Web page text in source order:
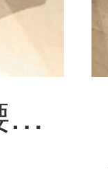
ソフィーの奈方格の腰掛けのファッション的な皮の腰掛けのソファーの腰掛けは靴の腰掛けを交換して、店は靴の腰掛けの低い腰掛けの低い腰掛けの小さい腰掛けの実の木の低い四角の腰掛けの黄色を着ます。